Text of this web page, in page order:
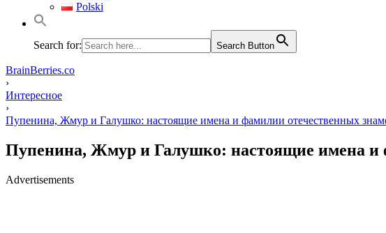
Polski
Search for: Search Button
BrainBerries.co
›
Интересное
›
Пупенина, Жмур и Галушко: настоящие имена и фамилии отечественных
Пупенина, Жмур и Галушко: настоящие имена и
Advertisements